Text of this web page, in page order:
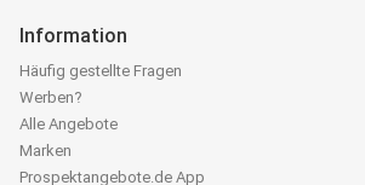
Information
Häufig gestellte Fragen
Werben?
Alle Angebote
Marken
Prospektangebote.de App